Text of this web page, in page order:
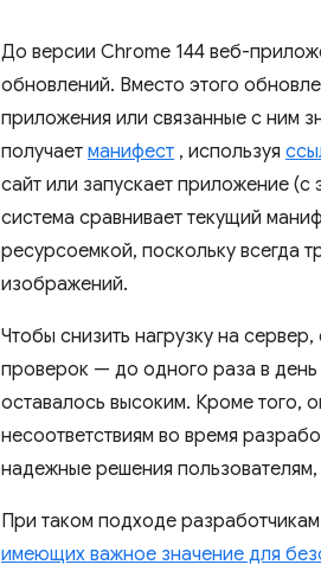
До версии Chrome 144 веб-
обновлений. Вместо этого
приложения или связанные с ним
получает манифест , используя
сайт или запускает приложение
система сравнивает текущий
ресурсоемкой, поскольку всегда
изображений.
Чтобы снизить нагрузку на
проверок — до одного раза в
оставалось высоким. Кроме того,
несоответствиям во время
надежные решения
При таком подходе
имеющих важное значение для